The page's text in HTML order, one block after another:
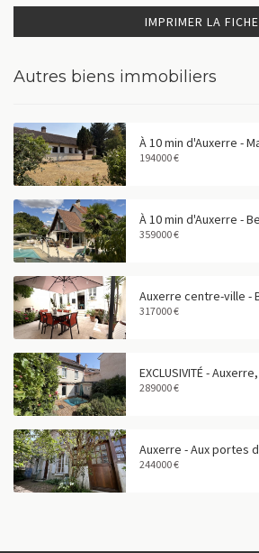
IMPRIMER LA FICHE
Autres biens immobiliers
194000 €
359000 €
317000 €
289000 €
244000 €